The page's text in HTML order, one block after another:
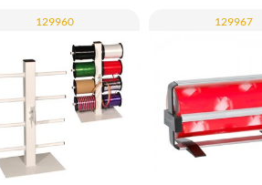
129960 129967